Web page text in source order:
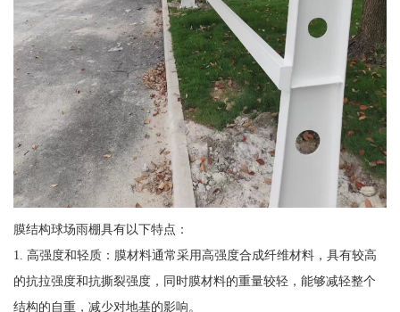
膜结构球场雨棚具有以下特点：
1. 高强度和轻质：膜材料通常采用高强度合成纤维材料，具有较高
的抗拉强度和抗撕裂强度，同时膜材料的重量较轻，能够减轻整个
结构的自重，减少对地基的影响。